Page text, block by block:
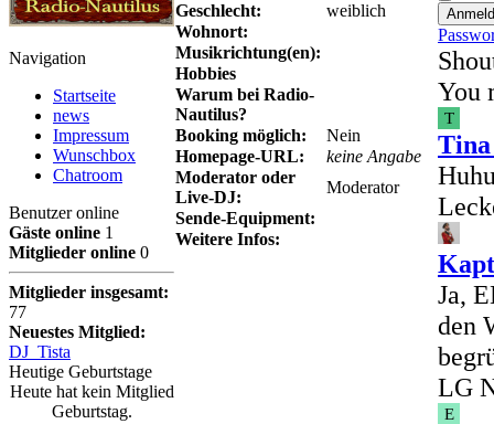
Navigation
Startseite
news
Impressum
Wunschbox
Chatroom
Benutzer online
Gäste online 1
Mitglieder online 0
Mitglieder insgesamt:
77
Neuestes Mitglied:
DJ_Tista
Heutige Geburtstage
Heute hat kein Mitglied
Geburtstag.
Geschlecht:
weiblich
Wohnort:
Musikrichtung(en):
Hobbies
Warum bei Radio-
Nautilus?
Booking möglich:
Nein
Homepage-URL:
keine Angabe
Moderator oder
Live-DJ:
Moderator
Sende-Equipment:
Weitere Infos:
You
T
Ja,
den
LG
E